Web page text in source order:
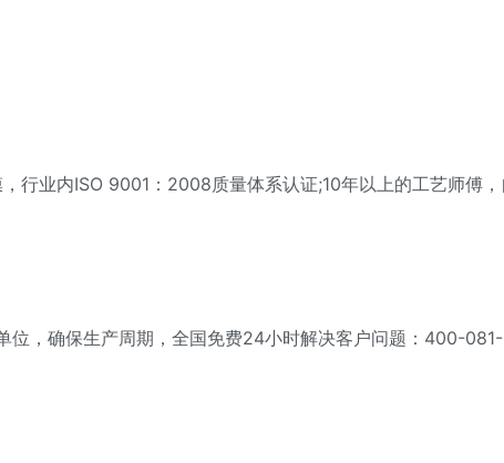
业内ISO 9001：2008质量体系认证;10年以上的工艺师傅，
，确保生产周期，全国免费24小时解决客户问题：400-